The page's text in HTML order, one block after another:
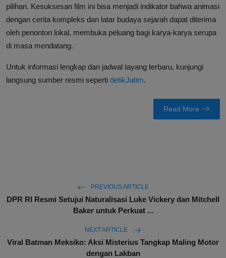
pilihan. Kesuksesan film ini bisa menjadi indikator bahwa animasi
dengan cerita kompleks dan latar budaya sejarah dapat diterima
oleh penonton lokal, membuka peluang bagi karya-karya serupa
di masa mendatang.
Untuk informasi lengkap dan jadwal tayang terbaru, kunjungi
langsung sumber resmi seperti detikJatim.
Read More
PREVIOUS ARTICLE
DPR RI Resmi Setujui Naturalisasi Luke Vickery dan Mitchell
Baker untuk Perkuat ...
NEXT ARTICLE
Viral Batman Meksiko: Aksi Misterius Tangkap Maling Motor
dengan Lakban